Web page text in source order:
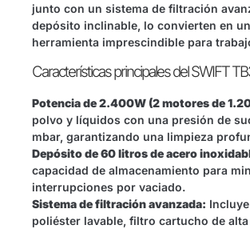
junto con un sistema de filtración
depósito inclinable, lo convierten en
herramienta imprescindible para
Características principales del SWIFT
Potencia de 2.400W (2 motores de
polvo y líquidos con una presión de
mbar, garantizando una limpieza
Depósito de 60 litros de acero
capacidad de almacenamiento para
interrupciones por vaciado.
Sistema de filtración avanzada:
poliéster lavable, filtro cartucho de